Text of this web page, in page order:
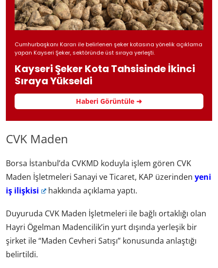
Cumhurbaşkanı Kararı ile belirlenen şeker kotasına yönelik açıklama
yapan Kayseri Şeker, sektöründe üst sıraya yerleşti.
Kayseri Şeker Kota Tahsisinde İkinci
Sıraya Yükseldi
Haberi Görüntüle ➜
CVK Maden
Borsa İstanbul’da CVKMD koduyla işlem gören CVK
Maden İşletmeleri Sanayi ve Ticaret, KAP üzerinden yeni
iş ilişkisi
hakkında açıklama yaptı.
Duyuruda CVK Maden İşletmeleri ile bağlı ortaklığı olan
Hayri Ögelman Madencilik’in yurt dışında yerleşik bir
şirket ile “Maden Cevheri Satışı” konusunda anlaştığı
belirtildi.